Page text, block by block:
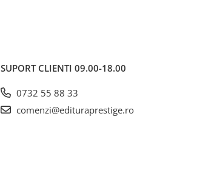
SUPORT CLIENTI 09.00-18.00
0732 55 88 33
comenzi@edituraprestige.ro